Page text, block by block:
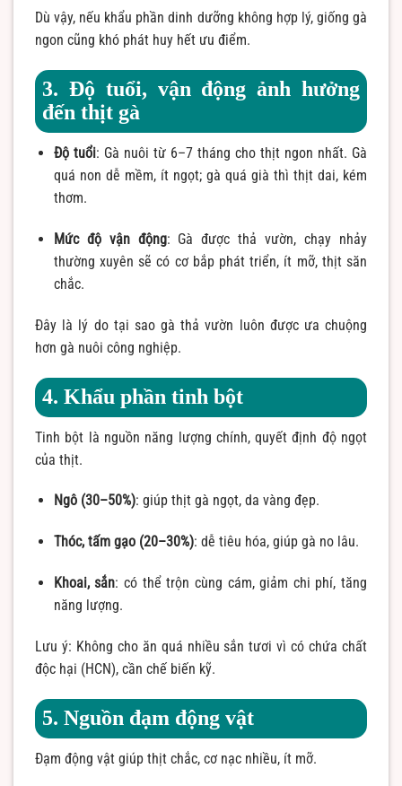
Dù vậy, nếu khẩu phần dinh dưỡng không hợp lý, giống gà
ngon cũng khó phát huy hết ưu điểm.
3. Độ tuổi, vận động ảnh hưởng
đến thịt gà
Độ tuổi: Gà nuôi từ 6–7 tháng cho thịt ngon nhất. Gà
quá non dễ mềm, ít ngọt; gà quá già thì thịt dai, kém
thơm.
Mức độ vận động: Gà được thả vườn, chạy nhảy
thường xuyên sẽ có cơ bắp phát triển, ít mỡ, thịt săn
chắc.
Đây là lý do tại sao gà thả vườn luôn được ưa chuộng
hơn gà nuôi công nghiệp.
4. Khẩu phần tinh bột
Tinh bột là nguồn năng lượng chính, quyết định độ ngọt
của thịt.
Ngô (30–50%): giúp thịt gà ngọt, da vàng đẹp.
Thóc, tấm gạo (20–30%): dễ tiêu hóa, giúp gà no lâu.
Khoai, sắn: có thể trộn cùng cám, giảm chi phí, tăng
năng lượng.
Lưu ý: Không cho ăn quá nhiều sắn tươi vì có chứa chất
độc hại (HCN), cần chế biến kỹ.
5. Nguồn đạm động vật
Đạm động vật giúp thịt chắc, cơ nạc nhiều, ít mỡ.